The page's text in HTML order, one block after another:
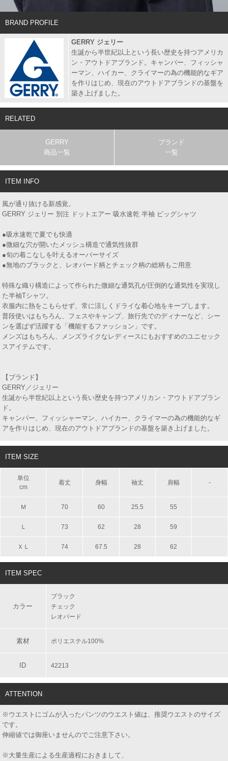
BRAND PROFILE
GERRY ジェリー
生誕から半世紀以上という長い歴史を持つアメリカ
ン・アウトドアブランド。キャンパー、フィッシャ
ーマン、ハイカー、クライマーの為の機能的なギア
を作りはじめ、現在のアウトドアブランドの基盤を
築き上げました。
RELATED
GERRY
商品一覧
ブランド
一覧
ITEM INFO
風が通り抜ける新感覚。
GERRY ジェリー 別注 ドットエアー 吸水速乾 半袖 ビッグシャツ
●吸水速乾で夏でも快適
●微細な穴が開いたメッシュ構造で通気性抜群
●旬の着こなしを叶えるオーバーサイズ
●無地のブラックと、レオパード柄とチェック柄の総柄もご用意
特殊な織り構造によって作られた微細な通気孔が圧倒的な通気性を実現し
た半袖Tシャツ。
衣服内に熱をこもらせず、常に涼しくドライな着心地をキープします。
普段使いはもちろん、フェスやキャンプ、旅行先でのディナーなど、シー
ンを選ばず活躍する「機能するファッション」です。
メンズはもちろん、メンズライクなレディースにもおすすめのユニセック
スアイテムです。
【ブランド】
GERRY／ジェリー
生誕から半世紀以上という長い歴史を持つアメリカン・アウトドアブラン
ド。
キャンパー、フィッシャーマン、ハイカー、クライマーの為の機能的なギ
アを作りはじめ、現在のアウトドアブランドの基盤を築き上げました。
ITEM SIZE
単位
cm
着丈 身幅 袖丈 肩幅 -
Ｍ 70 60 25.5 55
Ｌ 73 62 28 59
ＸＬ 74 67.5 28 62
ITEM SPEC
カラー
ブラック
チェック
レオパード
素材 ポリエステル100%
ID 42213
ATTENTION
※ウエストにゴムが入ったパンツのウエスト値は、推奨ウエストのサイズ
です。
伸縮値では御座いませんのでご注意下さい。
※大量生産による生産過程におきまして、